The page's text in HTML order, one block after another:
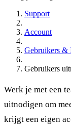
Support
Account
Gebruikers &
Gebruikers
Werk je met een
uitnodigen om
krijgt een eigen